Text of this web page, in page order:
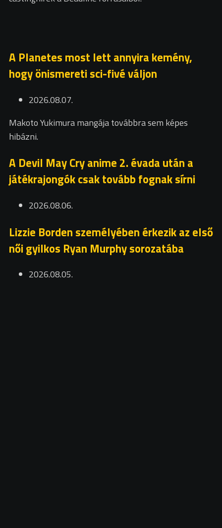
A Planetes most lett annyira kemény,
hogy önismereti sci-fivé váljon
2026.08.07.
Makoto Yukimura mangája továbbra sem képes
hibázni.
A Devil May Cry anime 2. évada után a
játékrajongók csak tovább fognak sírni
2026.08.06.
Lizzie Borden személyében érkezik az első
női gyilkos Ryan Murphy sorozatába
2026.08.05.